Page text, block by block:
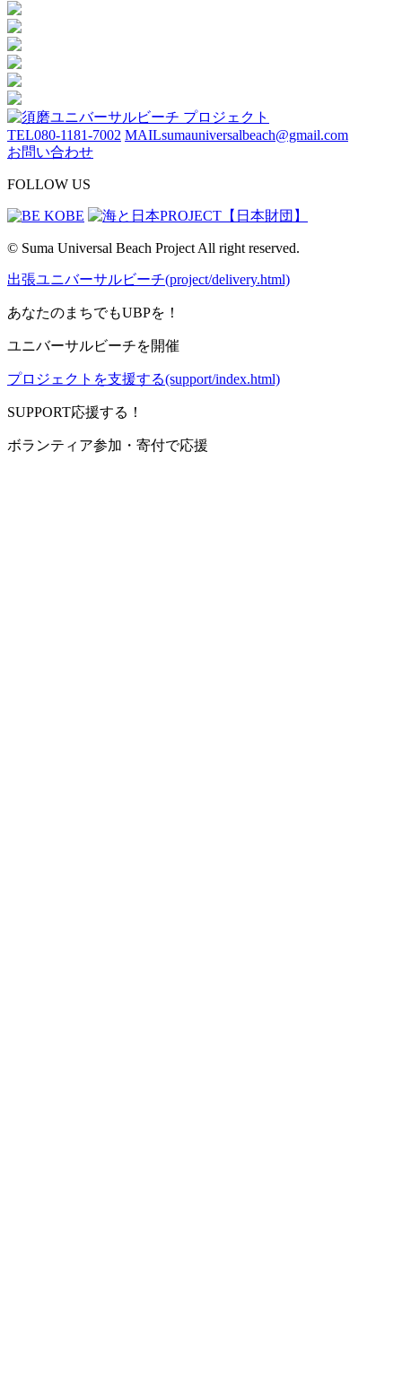
TEL080-1181-7002 MAILsumauniversalbeach@gmail.com
お問い合わせ
FOLLOW US
© Suma Universal Beach Project All right reserved.
出張ユニバーサルビーチ(project/delivery.html)
あなたのまちでもUBPを！
ユニバーサルビーチを開催
プロジェクトを支援する(support/index.html)
SUPPORT応援する！
ボランティア参加・寄付で応援